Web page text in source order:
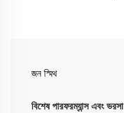
জন স্মিথ
বিশেষ পারফরম্যান্স এবং ভরসা